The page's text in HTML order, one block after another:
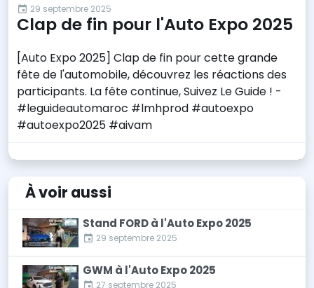
29 septembre 2025
Clap de fin pour l'Auto Expo 2025
[Auto Expo 2025] Clap de fin pour cette grande
fête de l'automobile, découvrez les réactions des
participants. La fête continue, Suivez Le Guide ! -
#leguideautomaroc #lmhprod #autoexpo
#autoexpo2025 #aivam
À voir aussi
Stand FORD à l'Auto Expo 2025
29 septembre 2025
GWM à l'Auto Expo 2025
27 septembre 2025